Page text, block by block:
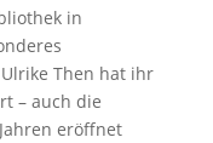
in
Then hat ihr
– auch die
eröffnet